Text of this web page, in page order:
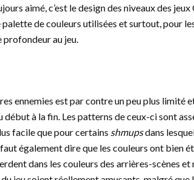
aimé, c’est le design des niveaux des
palette de couleurs utilisées et surtout, pour
au jeu.
ennemies est par contre un peu plus limité
début à la fin. Les patterns de ceux-ci sont
facile que pour certains shmupsdans
également dire que les couleurs ont bien
dans les couleurs des arrières-scènes